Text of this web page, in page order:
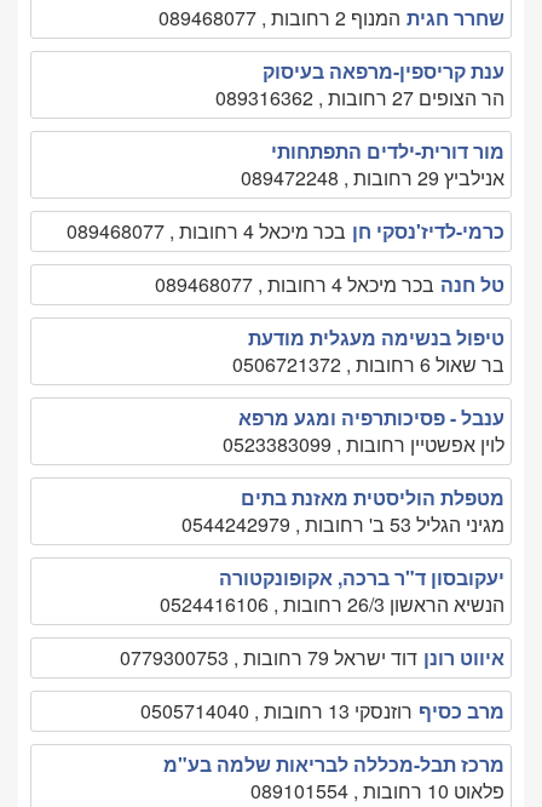
שחרר חגית המנוף 2 רחובות , 089468077
ענת קריספין-מרפאה בעיסוק
הר הצופים 27 רחובות , 089316362
מור דורית-ילדים התפתחותי
אנילביץ 29 רחובות , 089472248
כרמי-לדיז'נסקי חן בכר מיכאל 4 רחובות , 089468077
טל חנה בכר מיכאל 4 רחובות , 089468077
טיפול בנשימה מעגלית מודעת
בר שאול 6 רחובות , 0506721372
ענבל - פסיכותרפיה ומגע מרפא
לוין אפשטיין רחובות , 0523383099
מטפלת הוליסטית מאזנת בתים
מגיני הגליל 53 ב' רחובות , 0544242979
יעקובסון ד"ר ברכה, אקופונקטורה
הנשיא הראשון 26/3 רחובות , 0524416106
איווט רונן דוד ישראל 79 רחובות , 0779300753
מרב כסיף רוזנסקי 13 רחובות , 0505714040
מרכז תבל-מכללה לבריאות שלמה בע"מ
פלאוט 10 רחובות , 089101554